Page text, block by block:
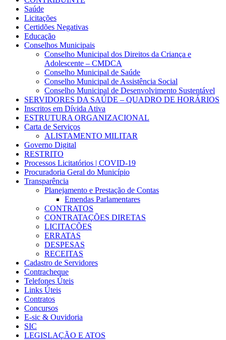
Saúde
Licitações
Certidões Negativas
Educação
Conselhos Municipais
Conselho Municipal dos Direitos da Criança e
Adolescente – CMDCA
Conselho Municipal de Saúde
Conselho Municipal de Assistência Social
Conselho Municipal de Desenvolvimento Sustentável
SERVIDORES DA SAÚDE – QUADRO DE HORÁRIOS
Inscritos em Dívida Ativa
ESTRUTURA ORGANIZACIONAL
Carta de Serviços
ALISTAMENTO MILITAR
Governo Digital
RESTRITO
Processos Licitatórios | COVID-19
Procuradoria Geral do Município
Transparência
Planejamento e Prestação de Contas
Emendas Parlamentares
CONTRATOS
CONTRATAÇÕES DIRETAS
LICITAÇÕES
ERRATAS
DESPESAS
RECEITAS
Cadastro de Servidores
Contracheque
Telefones Úteis
Links Úteis
Contratos
Concursos
E-sic & Ouvidoria
SIC
LEGISLAÇÃO E ATOS